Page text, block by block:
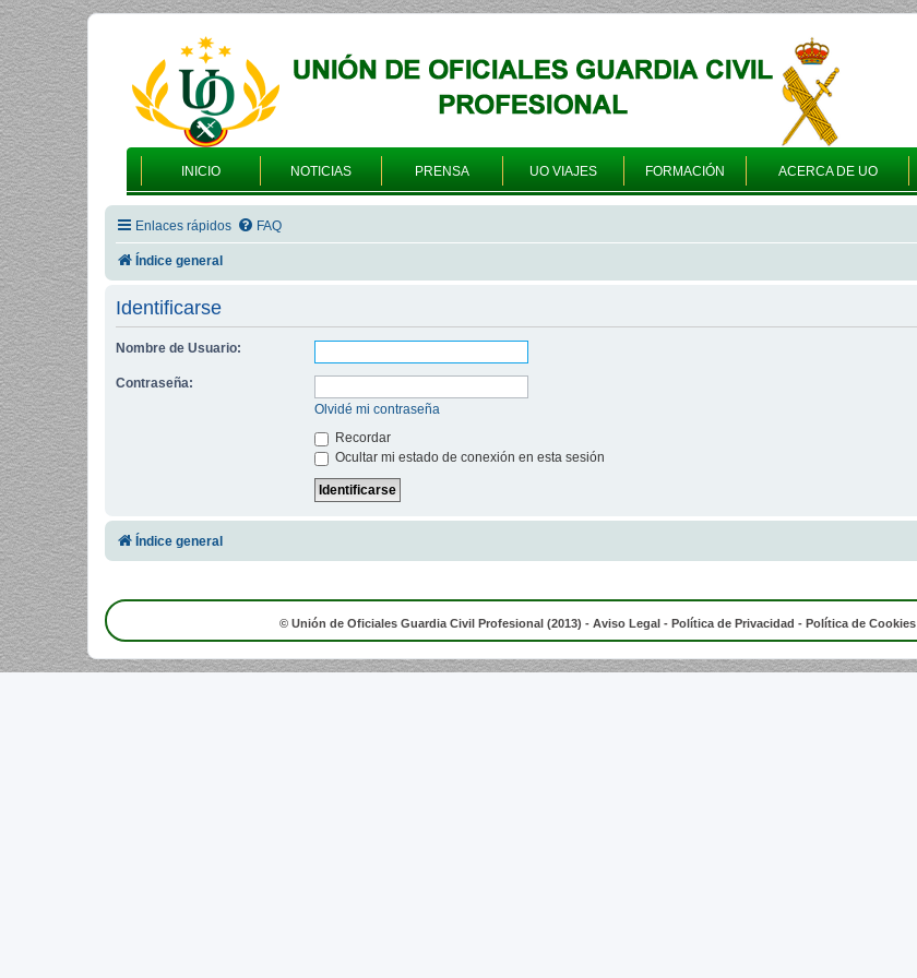
INICIO NOTICIAS PRENSA UO VIAJES FORMACIÓN ACERCA DE UO
Enlaces rápidos FAQ
Índice general
Identificarse
Nombre de Usuario:
Contraseña:
Olvidé mi contraseña
Recordar
Ocultar mi estado de conexión en esta sesión
Índice general
© Unión de Oficiales Guardia Civil Profesional (2013) - Aviso Legal - Política de Privacidad - Política de Cookies